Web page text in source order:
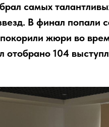
самых
В финал
жюри во
104